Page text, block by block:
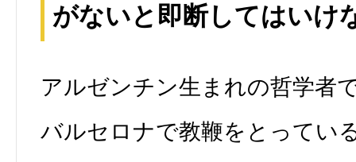
がないと即断してはいけ
アルゼンチン生まれの哲学者
バルセロナで教鞭をとってい